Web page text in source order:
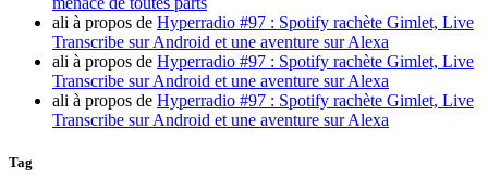
ali à propos de Hyperradio #97 : Spotify rachète Gimlet, Live
Transcribe sur Android et une aventure sur Alexa
ali à propos de Hyperradio #97 : Spotify rachète Gimlet, Live
Transcribe sur Android et une aventure sur Alexa
ali à propos de Hyperradio #97 : Spotify rachète Gimlet, Live
Transcribe sur Android et une aventure sur Alexa
Tag